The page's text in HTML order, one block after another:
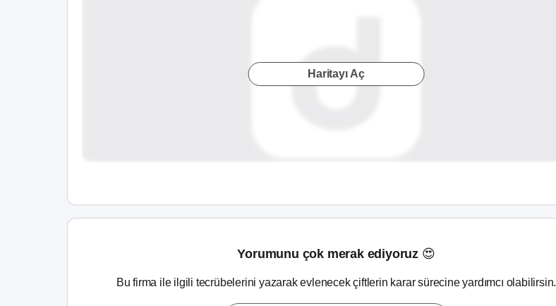
Haritayı Aç
Yorumunu çok merak ediyoruz 😍
Bu firma ile ilgili tecrübelerini yazarak evlenecek çiftlerin karar sürecine yardımcı olabilirsin.